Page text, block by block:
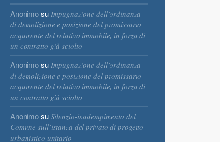
Anonimosu Impugnazione dell’ordinanza
di demolizione e posizione del promissario
acquirente del relativo immobile, in forza di
un contratto già sciolto
Anonimosu Impugnazione dell’ordinanza
di demolizione e posizione del promissario
acquirente del relativo immobile, in forza di
un contratto già sciolto
Anonimosu Silenzio-inadempimento del
Comune sull’istanza del privato di progetto
urbanistico unitario